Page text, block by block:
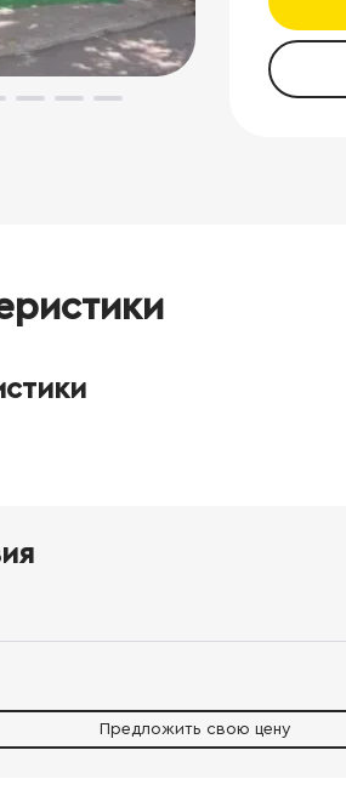
Предложить свою цену